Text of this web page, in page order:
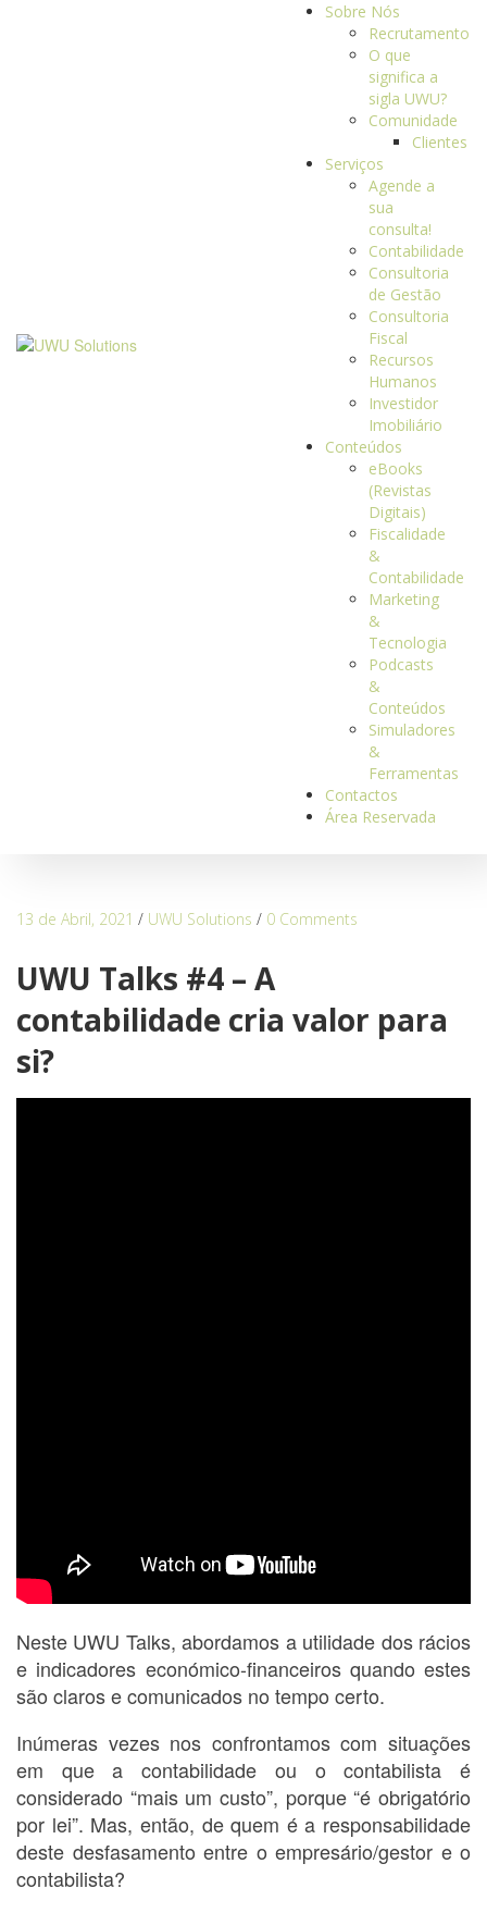
Sobre Nós
Recrutamento
O que
significa a
sigla UWU?
Comunidade
Clientes
Serviços
Agende a
sua
consulta!
Contabilidade
Consultoria
de Gestão
Consultoria
Fiscal
Recursos
Humanos
Investidor
Imobiliário
Conteúdos
eBooks
(Revistas
Digitais)
Fiscalidade
&
Contabilidade
Marketing
&
Tecnologia
Podcasts
&
Conteúdos
Simuladores
&
Ferramentas
Contactos
Área Reservada
13 de Abril, 2021 / UWU Solutions / 0 Comments
UWU Talks #4 – A
contabilidade cria valor para
si?
Neste UWU Talks, abordamos a utilidade dos rácios
e indicadores económico-financeiros quando estes
são claros e comunicados no tempo certo.
Inúmeras vezes nos confrontamos com situações
em que a contabilidade ou o contabilista é
considerado “mais um custo”, porque “é obrigatório
por lei”. Mas, então, de quem é a responsabilidade
deste desfasamento entre o empresário/gestor e o
contabilista?